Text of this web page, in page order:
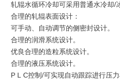
轧辊水循环冷却可采用普通水冷却/
合理的轧辊表面设计：
可手动、自动调节的侧密封设计。
合理的润滑系统设计。
优良合理的造粒系统设计。
合理的液压系统设计。
P L C控制/可实现自动跟踪进行压